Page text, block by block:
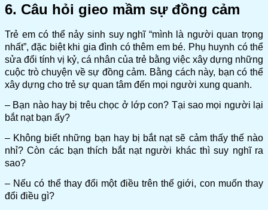
6. Câu hỏi gieo mầm sự đồng cảm
Trẻ em có thể nảy sinh suy nghĩ “mình là người quan trọng
nhất”, đặc biệt khi gia đình có thêm em bé. Phụ huynh có thể
sửa đổi tính vị kỷ, cá nhân của trẻ bằng việc xây dựng những
cuộc trò chuyện về sự đồng cảm. Bằng cách này, bạn có thể
xây dựng cho trẻ sự quan tâm đến mọi người xung quanh.
– Bạn nào hay bị trêu chọc ở lớp con? Tại sao mọi người lại
bắt nạt bạn ấy?
– Không biết những bạn hay bị bắt nạt sẽ cảm thấy thế nào
nhỉ? Còn các bạn thích bắt nạt người khác thì suy nghĩ ra
sao?
– Nếu có thể thay đổi một điều trên thế giới, con muốn thay
đổi điều gì?